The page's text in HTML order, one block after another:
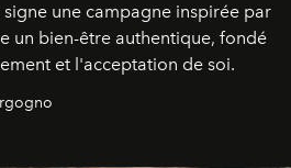
une campagne inspirée par
un bien-être authentique, fondé
et l'acceptation de soi.